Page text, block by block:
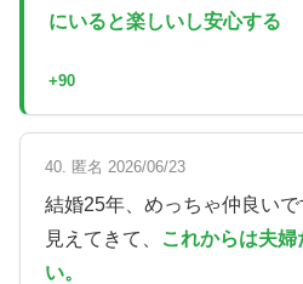
にいると楽しいし安心する
+90
40. 匿名 2026/06/23
結婚25年、めっちゃ仲良い
見えてきて、
これからは夫
い。